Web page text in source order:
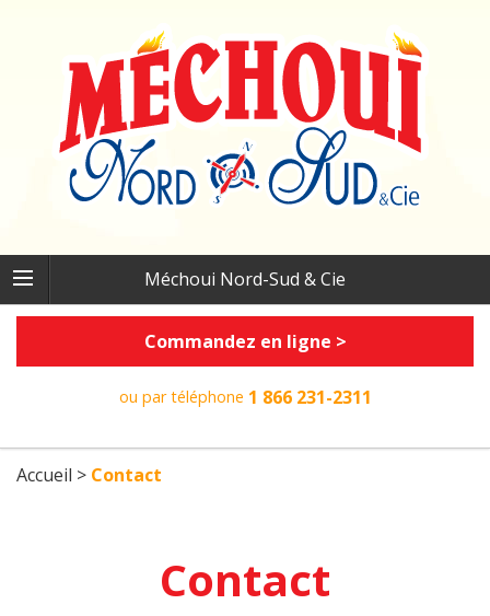
Méchoui Nord-Sud & Cie
Commandez en ligne >
ou par téléphone 1 866 231-2311
Accueil > Contact
Contact